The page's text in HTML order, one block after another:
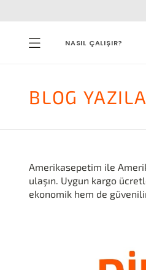
NASIL ÇALIŞIR?
BLOG
Amerikasepetim ile
ulaşın. Uygun kargo
ekonomik hem de